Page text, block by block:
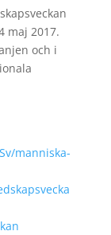
maj 2017.
och i
manniska-